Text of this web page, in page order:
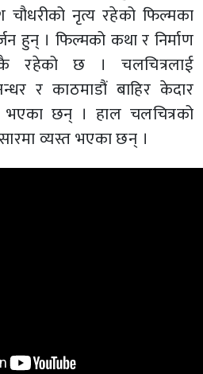
चौधरीको नृत्य रहेको फिल्मका
हुन् । फिल्मको कथा र निर्माण
रहेको छ । चलचित्रलाई
र काठमाडौं बाहिर केदार
भएका छन् । हाल चलचित्रको
व्यस्त भएका छन् ।